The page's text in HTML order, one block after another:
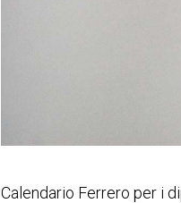
Calendario Ferrero per i